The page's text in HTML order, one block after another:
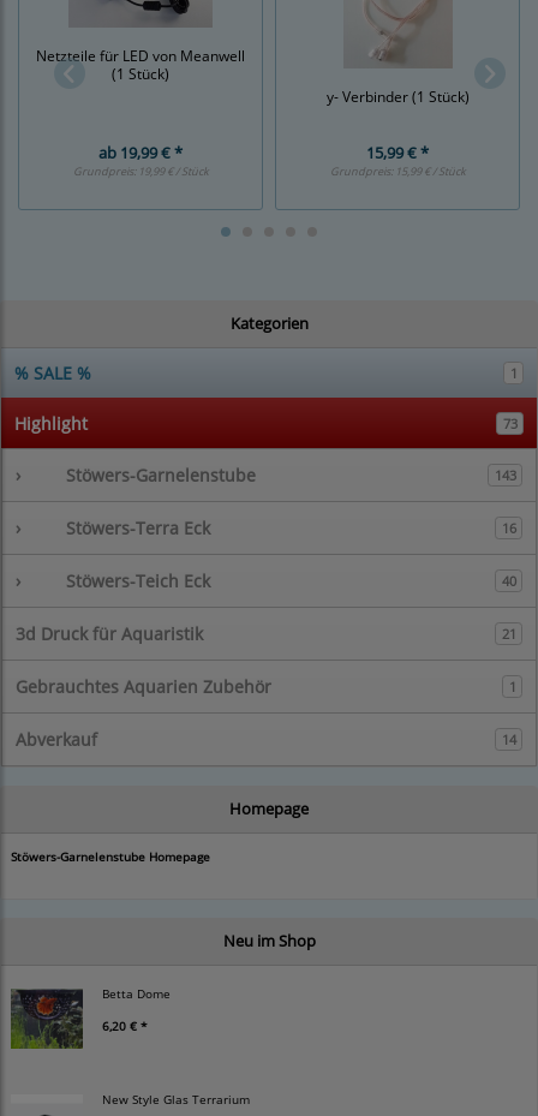
Kategorien
% SALE % 1
Highlight 73
› Stöwers-Garnelenstube 143
› Stöwers-Terra Eck 16
› Stöwers-Teich Eck 40
3d Druck für Aquaristik 21
Gebrauchtes Aquarien Zubehör 1
Abverkauf 14
Homepage
Stöwers-Garnelenstube Homepage
Neu im Shop
Betta Dome
6,20 € *
New Style Glas Terrarium
Netzteile für LED von Meanwell
(1 Stück)
ab 19,99 € *
Grundpreis: 19,99 € / Stück
y- Verbinder (1 Stück)
15,99 € *
Grundpreis: 15,99 € / Stück